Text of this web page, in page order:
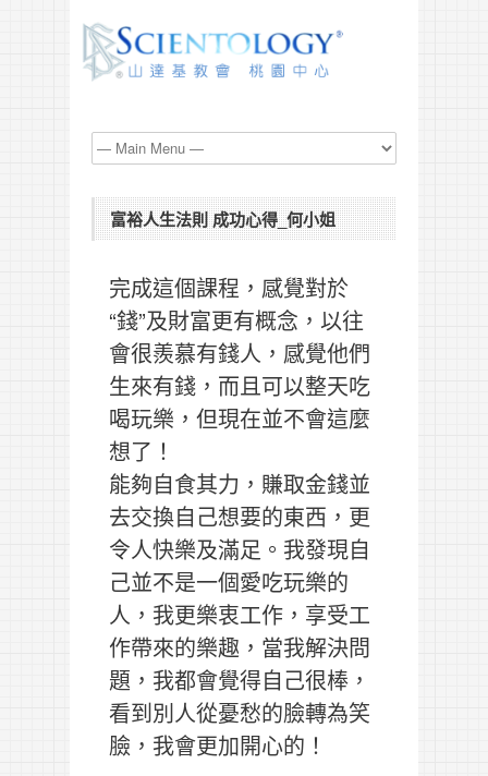
富裕人生法則 成功心得_何小姐
完成這個課程，感覺對於
“錢”及財富更有概念，以往
會很羨慕有錢人，感覺他們
生來有錢，而且可以整天吃
喝玩樂，但現在並不會這麼
想了！
能夠自食其力，賺取金錢並
去交換自己想要的東西，更
令人快樂及滿足。我發現自
己並不是一個愛吃玩樂的
人，我更樂衷工作，享受工
作帶來的樂趣，當我解決問
題，我都會覺得自己很棒，
看到別人從憂愁的臉轉為笑
臉，我會更加開心的！